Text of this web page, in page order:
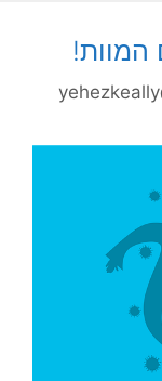
המוות!